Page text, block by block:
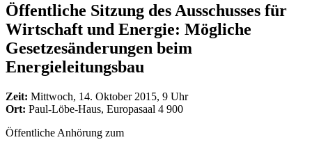
Öffentliche Sitzung des Ausschusses für
Wirtschaft und Energie: Mögliche
Gesetzesänderungen beim
Energieleitungsbau
Zeit: Mittwoch, 14. Oktober 2015, 9 Uhr
Ort: Paul-Löbe-Haus, Europasaal 4 900
Öffentliche Anhörung zum